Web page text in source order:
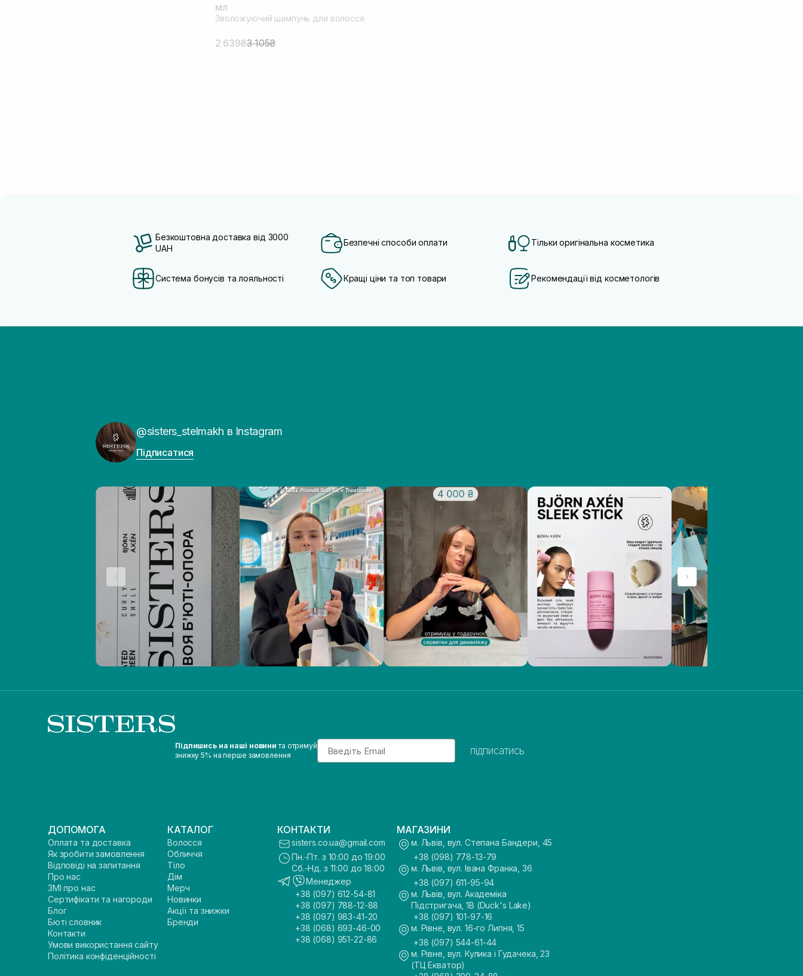
мл
Зволожуючий шампунь для волосся
2 639₴3 105₴
Безкоштовна доставка від 3000
UAH
Безпечні способи оплати Тільки оригінальна косметика
Система бонусів та лояльності Кращі ціни та топ товари Рекомендації від косметологів
@sisters_stelmakh в Instagram
Підписатися
Підпишись на наші новини та отримуй
знижку 5% на перше замовлення
Email
підписатись
ДОПОМОГА
Оплата та доставка
Як зробити замовлення
Відповіді на запитання
Про нас
ЗМІ про нас
Сертифікати та нагороди
Блог
Бюті словник
Контакти
Умови використання сайту
Політика конфіденційності
КАТАЛОГ
Волосся
Обличчя
Тіло
Дім
Мерч
Новинки
Акції та знижки
Бренди
КОНТАКТИ
sisters.co.ua@gmail.com
Пн.-Пт. з 10:00 до 19:00
Сб.-Нд. з 11:00 до 18:00
Менеджер
+38 (097) 612-54-81
+38 (097) 788-12-88
+38 (097) 983-41-20
+38 (068) 693-46-00
+38 (068) 951-22-86
МАГАЗИНИ
м. Львів, вул. Степана Бандери, 45
+38 (098) 778-13-79
м. Львів, вул. Івана Франка, 36
+38 (097) 611-95-94
м. Львів, вул. Академіка
Підстригача, 1В (Duck's Lake)
+38 (097) 101-97-16
м. Рівне, вул. 16-го Липня, 15
+38 (097) 544-61-44
м. Рівне, вул. Кулика і Гудачека, 23
(ТЦ Екватор)